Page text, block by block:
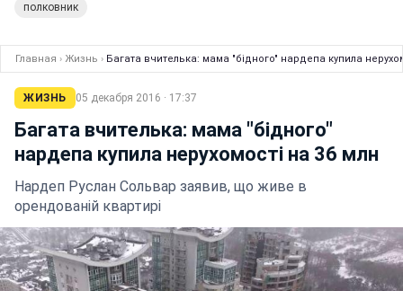
полковник
Главная › Жизнь › Багата вчителька: мама "бідного" нардепа купила
ЖИЗНЬ 05 декабря 2016 · 17:37
Багата вчителька: мама "бідного"
нардепа купила нерухомості на 36 млн
Нардеп Руслан Сольвар заявив, що живе в
орендованій квартирі